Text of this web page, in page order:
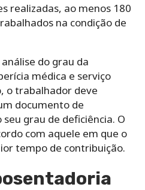
realizadas, ao menos 180
na condição de
do grau da
médica e serviço
o trabalhador deve
documento de
grau de deficiência. O
com aquele em que o
tempo de contribuição.